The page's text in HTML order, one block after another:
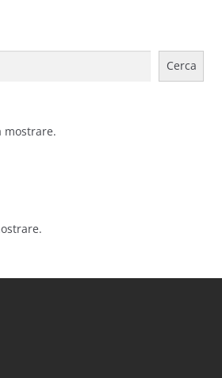
Cerca
mostrare.